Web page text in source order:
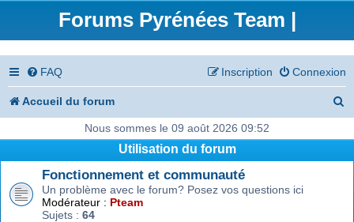
Forums Pyrénées Team |
FAQ Connexion
Inscription
Accueil du forum
Nous sommes le 09 août 2026 09:52
Utilisation du forum
Fonctionnement et communauté
Un problème avec le forum? Posez vos questions ici
Modérateur : Pteam
Sujets : 64